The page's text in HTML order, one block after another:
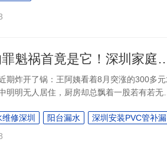
水费单疯涨的罪魁祸首竟是它！深
期炸开了锅：王阿姨看着8月突涨的300多元
明无人居住，厨房却总飘着一股若有若无
于一个家用浴缸的8倍体积。这样的"隐形杀
局数据显示，全市约67%的老旧小区存在未
修深圳 阳台漏水
深圳安装PVC管补漏